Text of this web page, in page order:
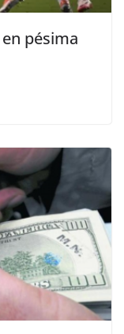
pésima